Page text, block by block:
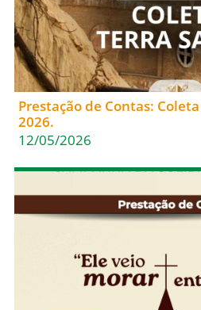
Prestação de Contas:
2026.
12/05/2026